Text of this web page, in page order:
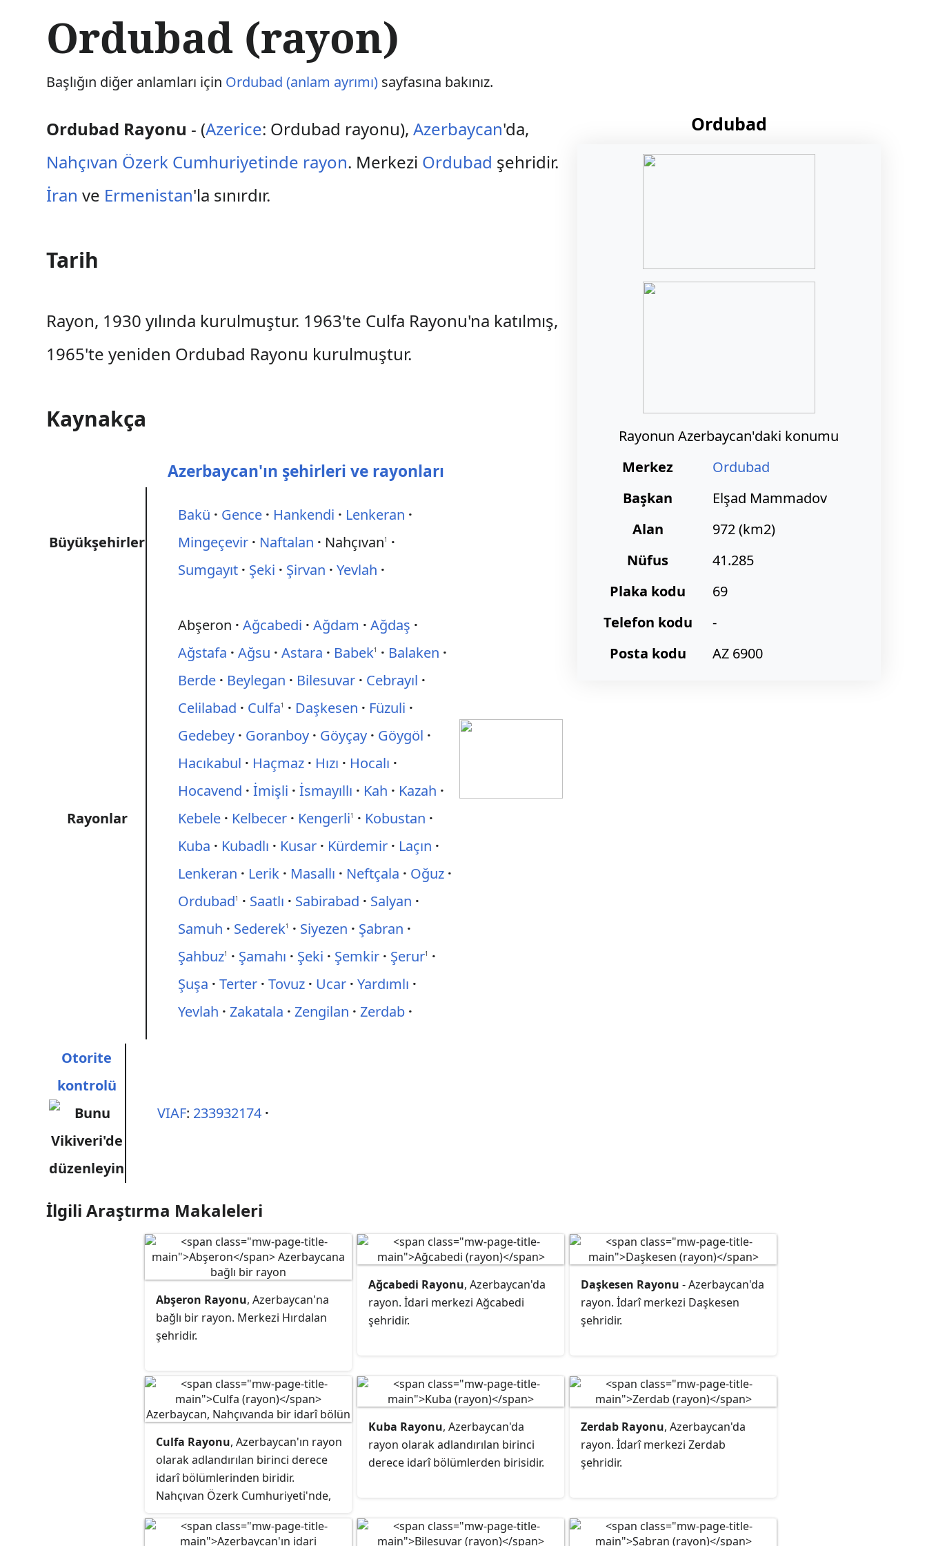
e
r
ğ
t
a
Ordubad (rayon)
Başlığın diğer anlamları için Ordubad (anlam ayrımı) sayfasına bakınız.
Ordubad
Rayonun Azerbaycan'daki konumu
Merkez
Ordubad
Başkan
Elşad Mammadov
Alan
972 (km2)
Nüfus
41.285
Plaka kodu
69
Telefon kodu
-
Posta kodu
AZ 6900
Ordubad Rayonu - (Azerice: Ordubad rayonu),Azerbaycan'da,
Nahçıvan Özerk Cumhuriyetinde rayon. Merkezi Ordubad şehridir.
İran ve Ermenistan'la sınırdır.
Tarih
Rayon, 1930 yılında kurulmuştur. 1963'te Culfa Rayonu'na katılmış,
1965'te yeniden Ordubad Rayonu kurulmuştur.
Kaynakça
Azerbaycan'ın şehirleri ve rayonları
Büyükşehirler
Bakü Gence Hankendi
Lenkeran
Mingeçevir
Naftalan Nahçıvan1
Sumgayıt Şeki Şirvan Yevlah
Rayonlar
Abşeron Ağcabedi Ağdam
Ağdaş
Ağstafa
Ağsu Astara Babek1
Balaken
Berde
Beylegan Bilesuvar
Cebrayıl
Celilabad
Culfa1 Daşkesen
Füzuli
Gedebey
Goranboy Göyçay
Göygöl
Hacıkabul
Haçmaz Hızı
Hocalı
Hocavend
İmişli İsmayıllı Kah
Kazah
Kebele
Kelbecer Kengerli1
Kobustan
Kuba
Kubadlı Kusar Kürdemir
Laçın
Lenkeran
Lerik Masallı Neftçala
Oğuz
Ordubad1 Saatlı Sabirabad
Salyan
Samuh
Sederek1 Siyezen
Şabran
Şahbuz1 Şamahı Şeki Şemkir Şerur1
Şuşa Terter Tovuz Ucar Yardımlı
Yevlah
Zakatala Zengilan Zerdab
Otorite
kontrolü
VIAF: 233932174
İlgili Araştırma Makaleleri
Abşeron Rayonu, Azerbaycan'na
bağlı bir rayon. Merkezi Hırdalan
şehridir.
Ağcabedi Rayonu, Azerbaycan'da
rayon. İdari merkezi Ağcabedi
şehridir.
Daşkesen Rayonu - Azerbaycan'da
rayon. İdarî merkezi Daşkesen
şehridir.
Culfa Rayonu, Azerbaycan'ın rayon
olarak adlandırılan birinci derece
idarî bölümlerinden biridir.
Nahçıvan Özerk Cumhuriyeti'nde,
Yönetim merkezi Culfa kenti'dir.
Kuba Rayonu, Azerbaycan'da
rayon olarak adlandırılan birinci
derece idarî bölümlerden birisidir.
Zerdab Rayonu, Azerbaycan'da
rayon. İdarî merkezi Zerdab
şehridir.